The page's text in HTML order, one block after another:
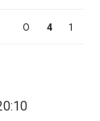
O 4 1